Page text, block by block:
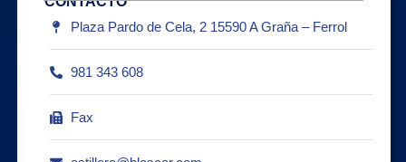
Plaza Pardo de Cela, 2 15590 A Graña – Ferrol
981 343 608
Fax